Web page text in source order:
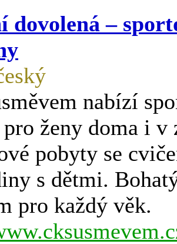
dovolená –
nabízí
ženy doma i v
pobyty se
s dětmi.
pro každý věk.